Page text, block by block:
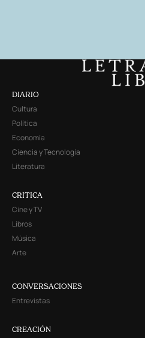
DIARIO
Cultura
Política
Economía
Ciencia y Tecnología
Literatura
CRITICA
Cine y TV
Libros
Música
Arte
CONVERSACIONES
Entrevistas
CREACIÓN